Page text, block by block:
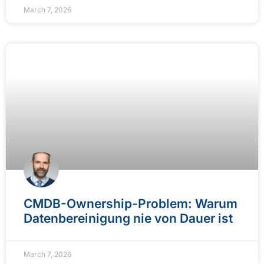
March 7, 2026
CMDB-Ownership-Problem: Warum
Datenbereinigung nie von Dauer ist
March 7, 2026